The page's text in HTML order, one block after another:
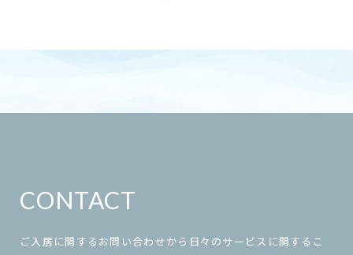
CONTACT
ご入居に関するお問い合わせから日々のサービスに関するこ